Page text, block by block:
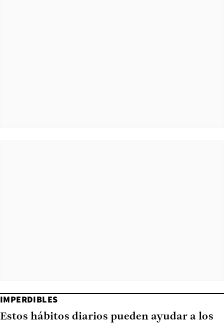
IMPERDIBLES
Estos hábitos diarios pueden ayudar a los